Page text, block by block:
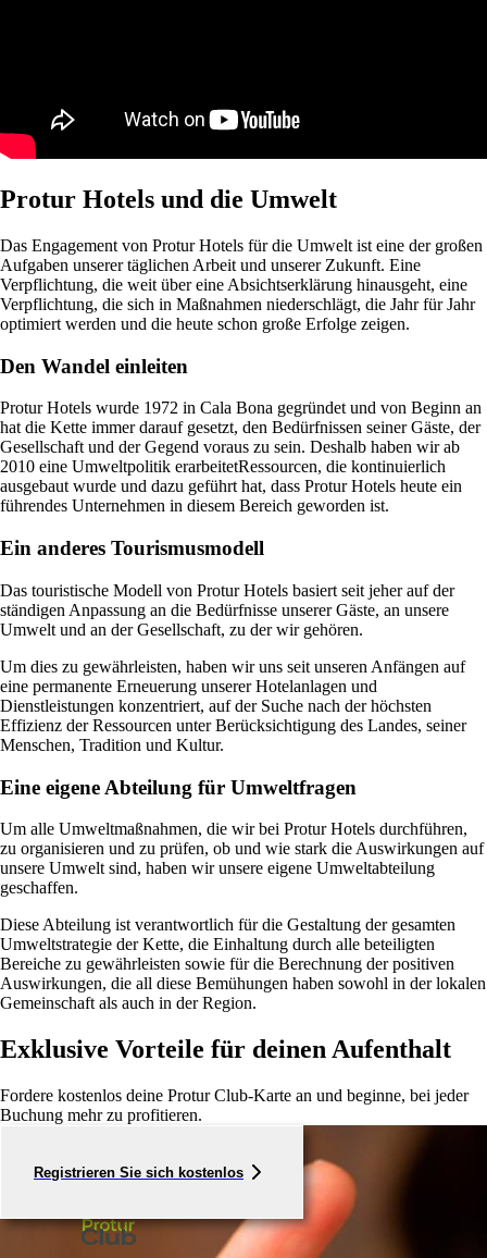
Protur Hotels und die Umwelt
Das Engagement von Protur Hotels für die Umwelt ist eine der großen
Aufgaben unserer täglichen Arbeit und unserer Zukunft. Eine
Verpflichtung, die weit über eine Absichtserklärung hinausgeht, eine
Verpflichtung, die sich in Maßnahmen niederschlägt, die Jahr für Jahr
optimiert werden und die heute schon große Erfolge zeigen.
Den Wandel einleiten
Protur Hotels wurde 1972 in Cala Bona gegründet und von Beginn an
hat die Kette immer darauf gesetzt, den Bedürfnissen seiner Gäste, der
Gesellschaft und der Gegend voraus zu sein. Deshalb haben wir ab
2010 eine Umweltpolitik erarbeitetRessourcen, die kontinuierlich
ausgebaut wurde und dazu geführt hat, dass Protur Hotels heute ein
führendes Unternehmen in diesem Bereich geworden ist.
Ein anderes Tourismusmodell
Das touristische Modell von Protur Hotels basiert seit jeher auf der
ständigen Anpassung an die Bedürfnisse unserer Gäste, an unsere
Umwelt und an der Gesellschaft, zu der wir gehören.
Um dies zu gewährleisten, haben wir uns seit unseren Anfängen auf
eine permanente Erneuerung unserer Hotelanlagen und
Dienstleistungen konzentriert, auf der Suche nach der höchsten
Effizienz der Ressourcen unter Berücksichtigung des Landes, seiner
Menschen, Tradition und Kultur.
Eine eigene Abteilung für Umweltfragen
Um alle Umweltmaßnahmen, die wir bei Protur Hotels durchführen,
zu organisieren und zu prüfen, ob und wie stark die Auswirkungen auf
unsere Umwelt sind, haben wir unsere eigene Umweltabteilung
geschaffen.
Diese Abteilung ist verantwortlich für die Gestaltung der gesamten
Umweltstrategie der Kette, die Einhaltung durch alle beteiligten
Bereiche zu gewährleisten sowie für die Berechnung der positiven
Auswirkungen, die all diese Bemühungen haben sowohl in der lokalen
Gemeinschaft als auch in der Region.
Exklusive Vorteile für deinen Aufenthalt
Fordere kostenlos deine Protur Club-Karte an und beginne, bei jeder
Buchung mehr zu profitieren.
Registrieren Sie sich kostenlos